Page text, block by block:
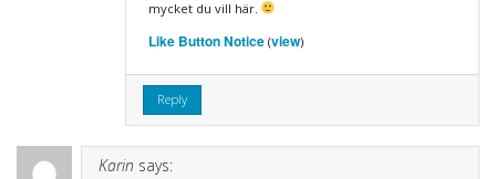
mycket du vill här.
Like Button Notice(view)
Reply
Karin says: